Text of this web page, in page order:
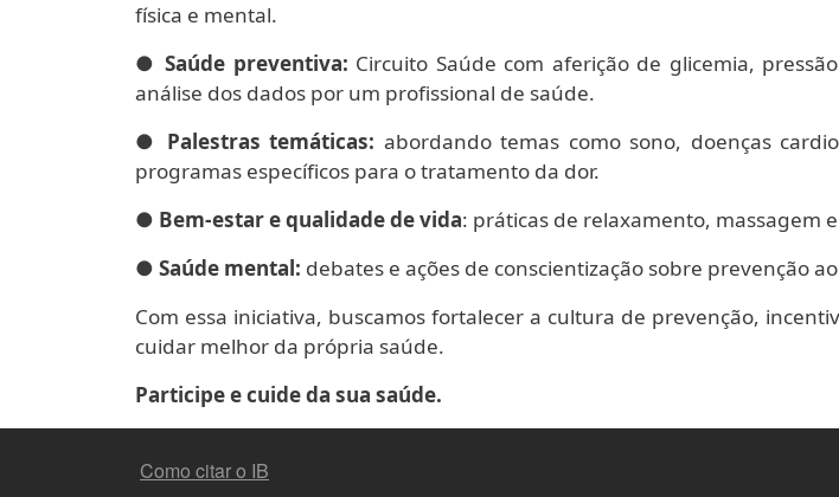
física e mental.
● Saúde preventiva: Circuito Saúde com aferição de glicemia,
análise dos dados por um profissional de saúde.
● Palestras temáticas: abordando temas como sono, doenças
programas específicos para o tratamento da dor.
● Bem-estar e qualidade de vida: práticas de relaxamento, massagem
● Saúde mental: debates e ações de conscientização sobre prevenção
Com essa iniciativa, buscamos fortalecer a cultura de prevenção,
cuidar melhor da própria saúde.
Participe e cuide da sua saúde.
FOOTER MENU
Como citar o IB